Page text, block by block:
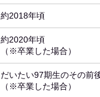
約2018年頃
約2020年頃
（※卒業した場合）
だいたい97期生のその前
（※卒業した場合）